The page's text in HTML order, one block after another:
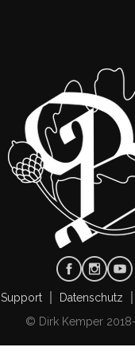
Support Datenschutz
© Dirk Kemper